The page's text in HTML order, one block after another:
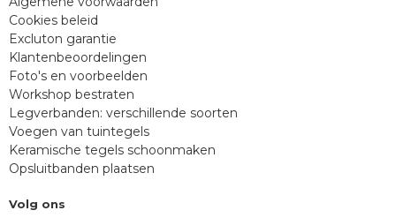
Cookies beleid
Excluton garantie
Klantenbeoordelingen
Foto's en voorbeelden
Workshop bestraten
Legverbanden: verschillende soorten
Voegen van tuintegels
Keramische tegels schoonmaken
Opsluitbanden plaatsen
Volg ons